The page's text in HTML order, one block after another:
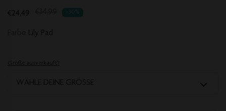
€24,49
Translation
de.products.product.regular_price
Lily Pad
Größe ausverkauft?
WÄHLE DEINE GRÖSSE